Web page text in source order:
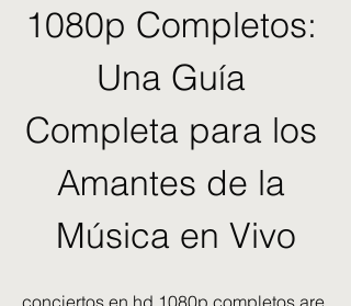
1080p Completos:
Una Guía
Completa para los
Amantes de la
Música en Vivo
conciertos en hd 1080p completos are